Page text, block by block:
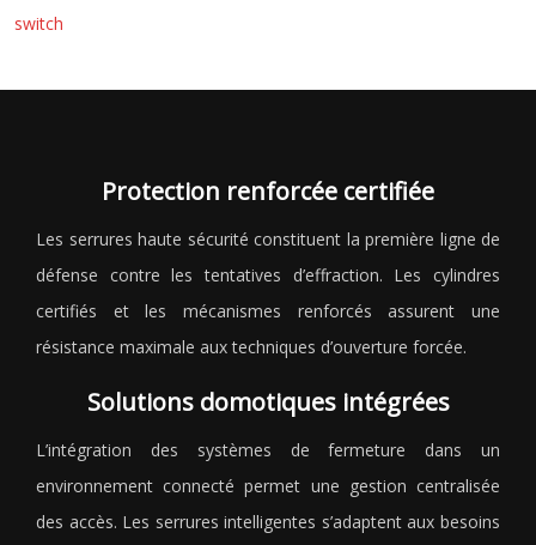
switch
Protection renforcée certifiée
Les serrures haute sécurité constituent la première ligne de
défense contre les tentatives d’effraction. Les cylindres
certifiés et les mécanismes renforcés assurent une
résistance maximale aux techniques d’ouverture forcée.
Solutions domotiques intégrées
L’intégration des systèmes de fermeture dans un
environnement connecté permet une gestion centralisée
des accès. Les serrures intelligentes s’adaptent aux besoins